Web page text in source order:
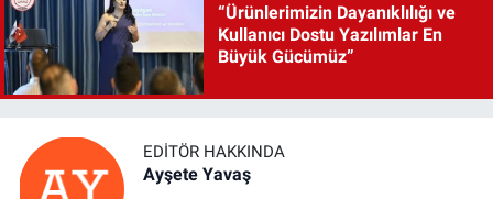
“Ürünlerimizin Dayanıklılığı ve
Kullanıcı Dostu Yazılımlar En
Büyük Gücümüz”
EDITÖR HAKKINDA
Ayşete Yavaş